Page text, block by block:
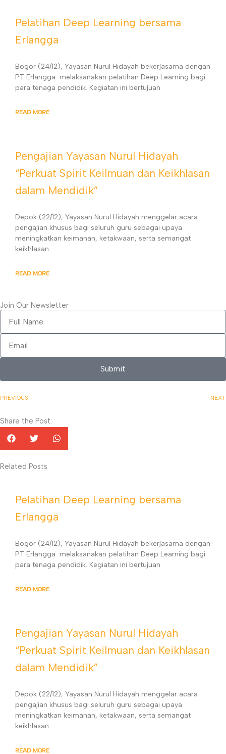
Pelatihan Deep Learning bersama
Erlangga
Bogor (24/12), Yayasan Nurul Hidayah bekerjasama dengan
PT Erlangga melaksanakan pelatihan Deep Learning bagi
para tenaga pendidik. Kegiatan ini bertujuan
READ MORE
Pengajian Yayasan Nurul Hidayah
“Perkuat Spirit Keilmuan dan Keikhlasan
dalam Mendidik”
Depok (22/12), Yayasan Nurul Hidayah menggelar acara
pengajian khusus bagi seluruh guru sebagai upaya
meningkatkan keimanan, ketakwaan, serta semangat
keikhlasan
READ MORE
Join Our Newsletter
Full
Name
Email
Submit
PREVIOUS NEXT
Share the Post:
Related Posts
Pelatihan Deep Learning bersama
Erlangga
Bogor (24/12), Yayasan Nurul Hidayah bekerjasama dengan
PT Erlangga melaksanakan pelatihan Deep Learning bagi
para tenaga pendidik. Kegiatan ini bertujuan
READ MORE
Pengajian Yayasan Nurul Hidayah
“Perkuat Spirit Keilmuan dan Keikhlasan
dalam Mendidik”
Depok (22/12), Yayasan Nurul Hidayah menggelar acara
pengajian khusus bagi seluruh guru sebagai upaya
meningkatkan keimanan, ketakwaan, serta semangat
keikhlasan
READ MORE